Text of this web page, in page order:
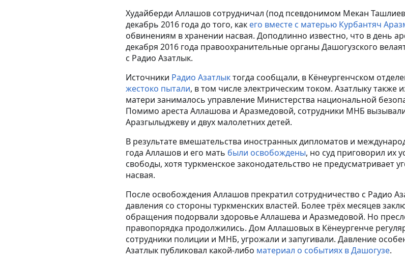
Худайберди Аллашов сотрудничал (под псевдонимом Мекан
декабрь 2016 года до того, как его вместе с матерью Курбантяч
обвинениям в хранении насвая. Доподлинно известно, что в день
декабря 2016 года правоохранительные органы Дашогузского
с Радио Азатлык.
Источники Радио Азатлыктогда сообщали, в Кёнеургенчском
жестоко пытали, в том числе электрическим током. Азатлыку также
матери занималось управление Министерства национальной
Помимо ареста Аллашова и Аразмедовой, сотрудники МНБ
Аразгылыджеву и двух малолетних детей.
В результате вмешательства иностранных дипломатов и
года Аллашов и его мать были освобождены, но суд приговорил их
свободы, хотя туркменское законодательство не предусматривает
насвая.
После освобождения Аллашов прекратил сотрудничество с Радио
давления со стороны туркменских властей. Более трёх месяцев
обращения подорвали здоровье Аллашева и Аразмедовой. Но
правопорядка продолжились. Дом Аллашовых в Кёнеургенче
сотрудники полиции и МНБ, угрожали и запугивали. Давление
Азатлык публиковал какой-либо материал о событиях в Дашогузе.